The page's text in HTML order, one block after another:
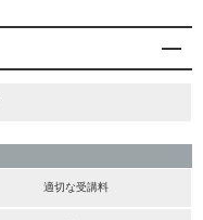
適切な受講料